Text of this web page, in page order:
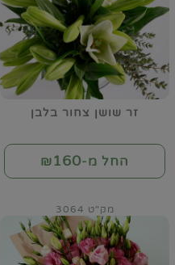
זר שושן צחור בלבן
החל מ-₪160
מק"ט 3064